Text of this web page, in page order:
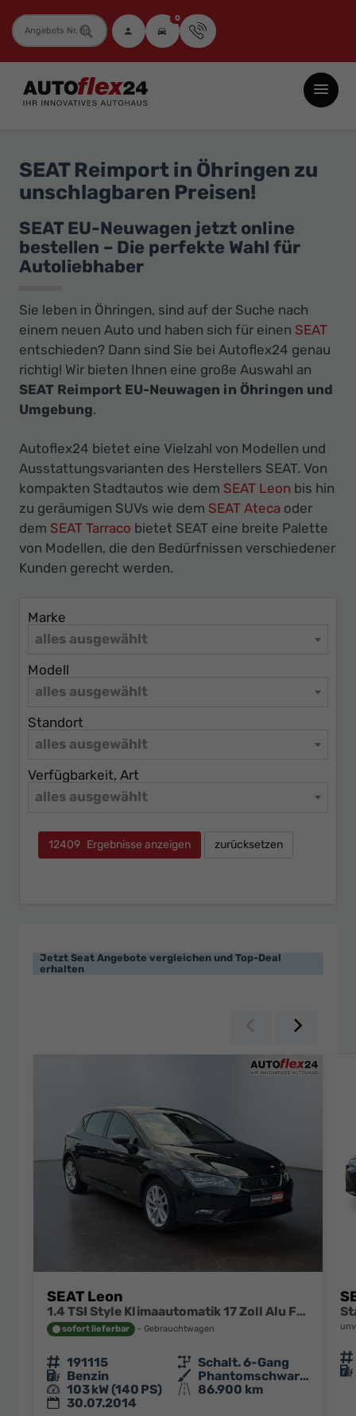
Fahrzeugnummer 0
Autoflex24
GmbH
Neuwagen
Jahreswagen
und
Gebrauchtwagen
zu
Preisen
-
Ihr
Innovatives
Autohaus
SEAT Reimport in Öhringen zu
unschlagbaren Preisen!
SEAT EU-Neuwagen jetzt online
bestellen – Die perfekte Wahl für
Autoliebhaber
Sie leben in Öhringen, sind auf der Suche nach
einem neuen Auto und haben sich für einen SEAT
entschieden? Dann sind Sie bei Autoflex24 genau
richtig! Wir bieten Ihnen eine große Auswahl an
SEAT Reimport EU-Neuwagen in Öhringen und
Umgebung.
Autoflex24 bietet eine Vielzahl von Modellen und
Ausstattungsvarianten des Herstellers SEAT. Von
kompakten Stadtautos wie dem SEAT Leon bis hin
zu geräumigen SUVs wie dem SEAT Ateca oder
dem SEAT Tarraco bietet SEAT eine breite Palette
von Modellen, die den Bedürfnissen verschiedener
Kunden gerecht werden.
Marke
alles ausgewählt
Modell
alles ausgewählt
Standort
alles ausgewählt
Verfügbarkeit, Art
alles ausgewählt
12409 Ergebnisse anzeigen zurücksetzen
Jetzt Seat Angebote vergleichen und Top-Deal
erhalten
Zurück
SEAT Leon
1.4 TSI Style Klimaautomatik 17 Zoll Alu Felgen LED PDC
sofort lieferbar Gebrauchtwagen
Fahrzeugnr. 191115 Getriebe Schalt. 6-Gang
Kraftstoff Benzin Außenfarbe
Phantomschwarz/Universo Black
Leistung 103 kW (140 PS) Kilometerstand 86.900 km
30.07.2014